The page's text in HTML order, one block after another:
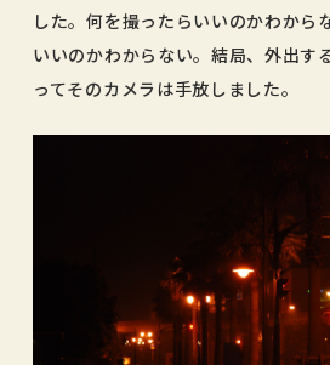
した。何を撮ったらいいのかわから
いいのかわからない。結局、外出す
ってそのカメラは手放しました。